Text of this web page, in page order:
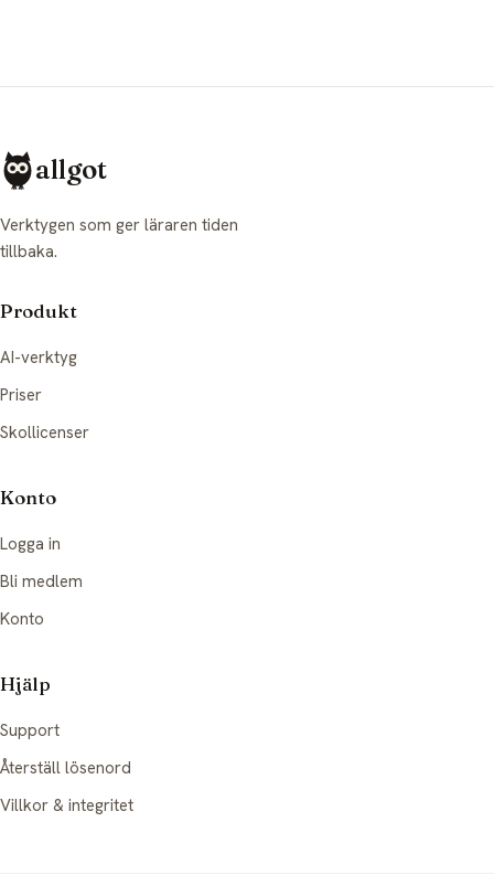
allgot
Verktygen som ger läraren tiden
tillbaka.
Produkt
AI-verktyg
Priser
Skollicenser
Konto
Logga in
Bli medlem
Konto
Hjälp
Support
Återställ lösenord
Villkor & integritet